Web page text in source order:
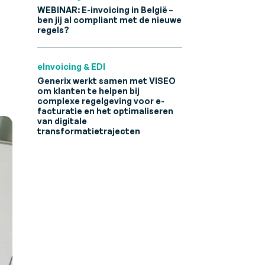
WEBINAR: E-invoicing in België –
ben jij al compliant met de nieuwe
regels?
eInvoicing & EDI
Generix werkt samen met VISEO
om klanten te helpen bij
complexe regelgeving voor e-
facturatie en het optimaliseren
van digitale
transformatietrajecten